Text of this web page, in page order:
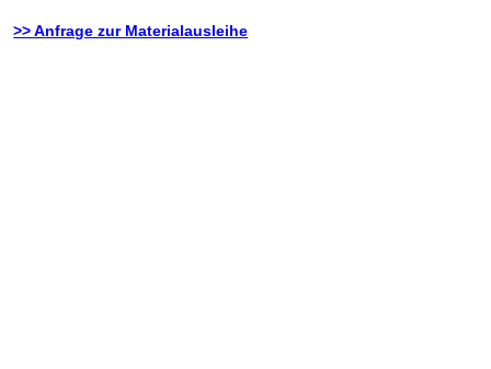
>> Anfrage zur Materialausleihe